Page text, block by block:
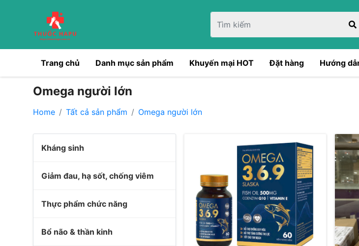
Trang chủ Danh mục sản phẩm Khuyến mại HOT Đặt hàng Hướng
Omega người lớn
Home Tất cả sản phẩm Omega người lớn
Kháng sinh
Giảm đau, hạ sốt, chống viêm
Thực phẩm chức năng
Bổ não & thần kinh